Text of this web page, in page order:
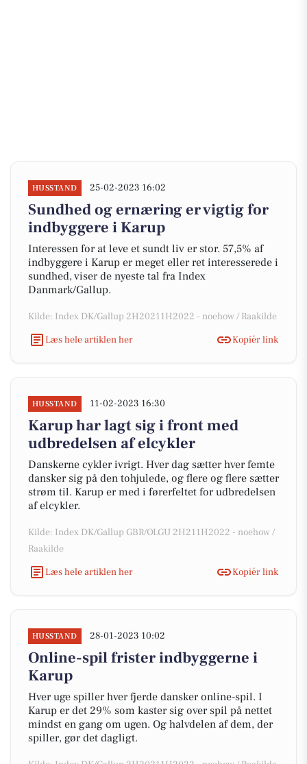
HUSSTAND 25-02-2023 16:02
Sundhed og ernæring er vigtig for
indbyggere i Karup
Interessen for at leve et sundt liv er stor. 57,5% af
indbyggere i Karup er meget eller ret interesserede i
sundhed, viser de nyeste tal fra Index
Danmark/Gallup.
Kilde: Index DK/Gallup 2H20211H2022 - noehow / Raakilde
Læs hele artiklen her
Kopiér link
HUSSTAND 11-02-2023 16:30
Karup har lagt sig i front med
udbredelsen af elcykler
Danskerne cykler ivrigt. Hver dag sætter hver femte
dansker sig på den tohjulede, og flere og flere sætter
strøm til. Karup er med i førerfeltet for udbredelsen
af elcykler.
Kilde: Index DK/Gallup GBR/OLGU 2H211H2022 - noehow /
Raakilde
Læs hele artiklen her
Kopiér link
HUSSTAND 28-01-2023 10:02
Online-spil frister indbyggerne i
Karup
Hver uge spiller hver fjerde dansker online-spil. I
Karup er det 29% som kaster sig over spil på nettet
mindst en gang om ugen. Og halvdelen af dem, der
spiller, gør det dagligt.